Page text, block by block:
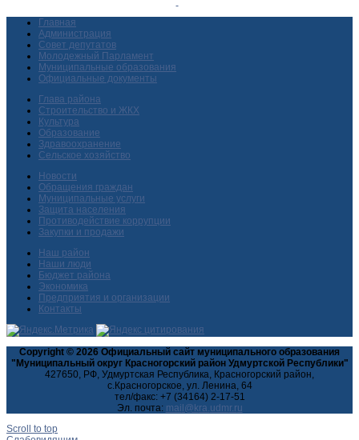
Главная
Администрация
Совет депутатов
Молодежный Парламент
Муниципальные образования
Официальные документы
Глава района
Строительство и ЖКХ
Культура
Образование
Здравоохранение
Сельское хозяйство
Новости
Обращения граждан
Муниципальные услуги
Защита населения
Противодействие коррупции
Закупки и продажи
Наш район
Наши люди
Бюджет района
Экономика
Предприятия и организации
Контакты
Copyright © 2026 Официальный сайт муниципального образования
"Муниципальный округ Красногорский район Удмуртской Республики"
427650, РФ, Удмуртская Республика, Красногорский район,
с.Красногорское, ул. Ленина, 64
тел/факс: +7 (34164) 2-17-51
Эл. почта:
Scroll to top